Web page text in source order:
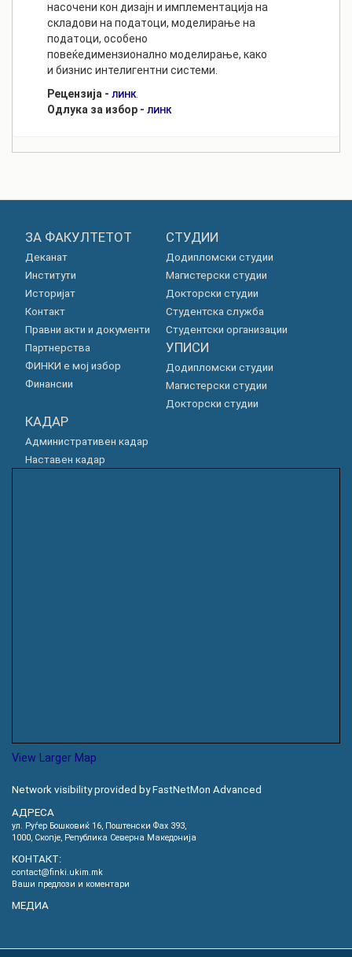
насочени кон дизајн и имплементација на
складови на податоци, моделирање на
податоци, особено
повеќедимензионално моделирање, како
и бизнис интелигентни системи.
Рецензија - ЛИНК.
Одлука за избор - ЛИНК
ЗА ФАКУЛТЕТОТ
Деканат
Институти
Историјат
Контакт
Правни акти и документи
Партнерства
ФИНКИ е мој избор
Финансии
СТУДИИ
Додипломски студии
Магистерски студии
Докторски студии
Студентска служба
Студентски организации
УПИСИ
Додипломски студии
Магистерски студии
Докторски студии
КАДАР
Административен кадар
Наставен кадар
View Larger Map
Network visibility provided by FastNetMon Advanced
АДРЕСА
ул. Руѓер Бошковиќ 16, Пoштенски Фах 393,
1000, Скопје, Република Северна Македонија
КОНТАКТ:
contact@finki.ukim.mk
Ваши предлози и коментари
МЕДИА